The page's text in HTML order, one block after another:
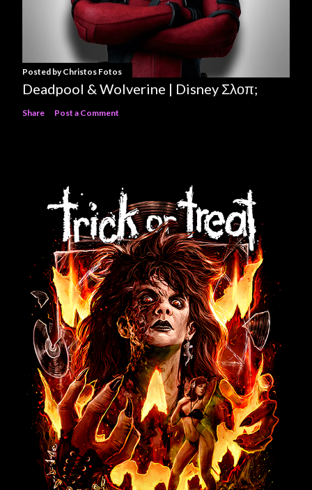
Posted byChristos Fotos
Deadpool & Wolverine | Disney Σλοπ;
Share Post a Comment